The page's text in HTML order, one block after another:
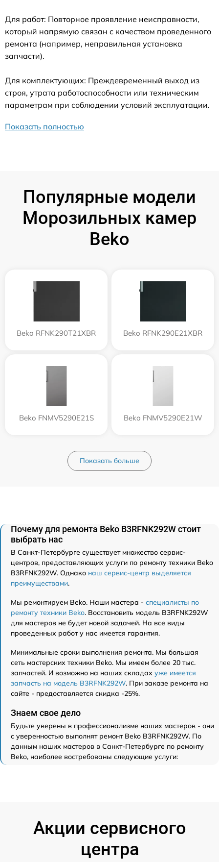
Для работ: Повторное проявление неисправности,
который напрямую связан с качеством проведенного
ремонта (например, неправильная установка
запчасти).
Для комплектующих: Преждевременный выход из
строя, утрата работоспособности или техническим
параметрам при соблюдении условий эксплуатации.
Показать полностью
Популярные модели
Морозильных камер
Beko
Beko RFNK290T21XBR Beko RFNK290E21XBR
Beko FNMV5290E21S Beko FNMV5290E21W
Показать больше
Почему для ремонта Beko B3RFNK292W стоит
выбрать нас
В Санкт-Петербурге существует множество сервис-
центров, предоставляющих услуги по ремонту техники Beko
B3RFNK292W. Однако наш сервис-центр выделяется
преимуществами.
Мы ремонтируем Beko. Наши мастера - специалисты по
ремонту техники Beko. Восстановить модель B3RFNK292W
для мастеров не будет новой задачей. На все виды
проведенных работ у нас имеется гарантия.
Минимальные сроки выполнения ремонта. Мы большая
сеть мастерских техники Beko. Мы имеем более 20 тыс.
запчастей. И возможно на наших складах уже имеется
запчасть на модель B3RFNK292W. При заказе ремонта на
сайте - предоставляется скидка -25%.
Знаем свое дело
Будьте уверены в профессионализме наших мастеров - они
с уверенностью выполнят ремонт Beko B3RFNK292W. По
данным наших мастеров в Санкт-Петербурге по ремонту
Beko, наиболее востребованы следующие услуги:
Акции сервисного
центра